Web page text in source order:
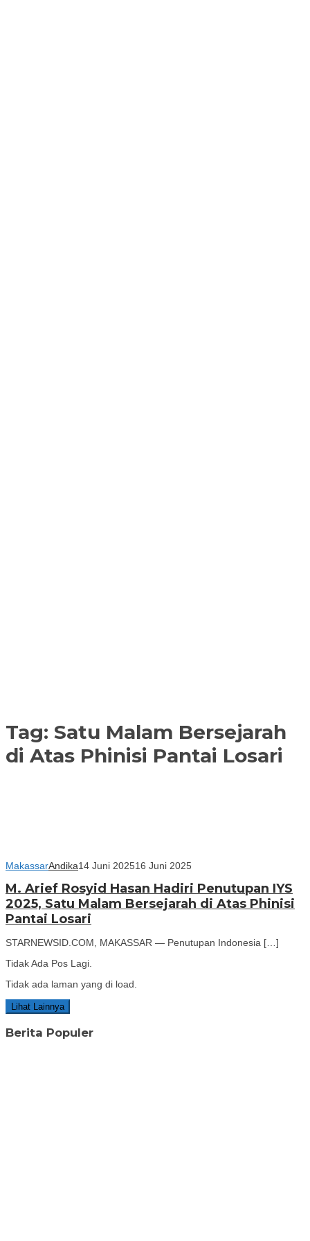
Tag: Satu Malam Bersejarah
di Atas Phinisi Pantai Losari
MakassarAndika14 Juni 202516 Juni 2025
M. Arief Rosyid Hasan Hadiri Penutupan IYS
2025, Satu Malam Bersejarah di Atas Phinisi
Pantai Losari
STARNEWSID.COM, MAKASSAR — Penutupan Indonesia […]
Tidak Ada Pos Lagi.
Tidak ada laman yang di load.
Lihat Lainnya
Berita Populer